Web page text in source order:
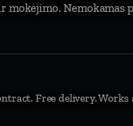
mokėjimo. Nemokamas
Free delivery.